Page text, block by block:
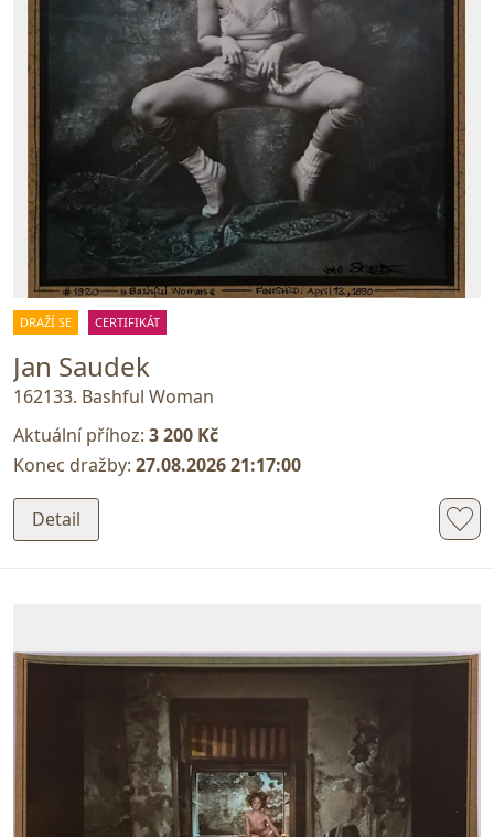
DRAŽÍ SE CERTIFIKÁT
Jan Saudek
162133. Bashful Woman
Aktuální příhoz: 3 200 Kč
Konec dražby: 27.08.2026 21:17:00
Detail